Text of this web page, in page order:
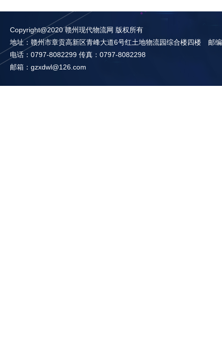
Copyright@2020 赣州现代物流网 版权所有
地址：赣州市章贡高新区青峰大道6号红土地物流园综合楼四楼 邮
电话：0797-8082299 传真：0797-8082298
邮箱：gzxdwl@126.com